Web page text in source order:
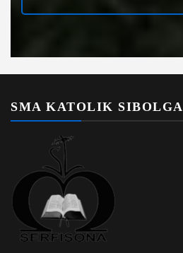
SMA KATOLIK SIBOLGA